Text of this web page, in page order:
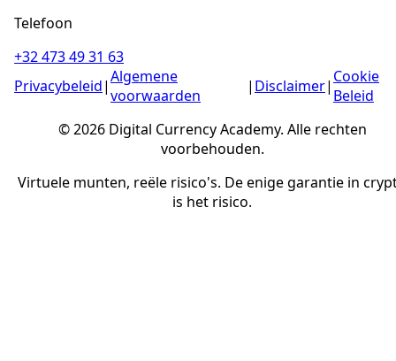
Telefoon
+32 473 49 31 63
Privacybeleid|Algemene
voorwaarden
| Disclaimer| Cookie
Beleid
© 2026 Digital Currency Academy. Alle rechten
voorbehouden.
Virtuele munten, reële risico's. De enige garantie in
is het risico.